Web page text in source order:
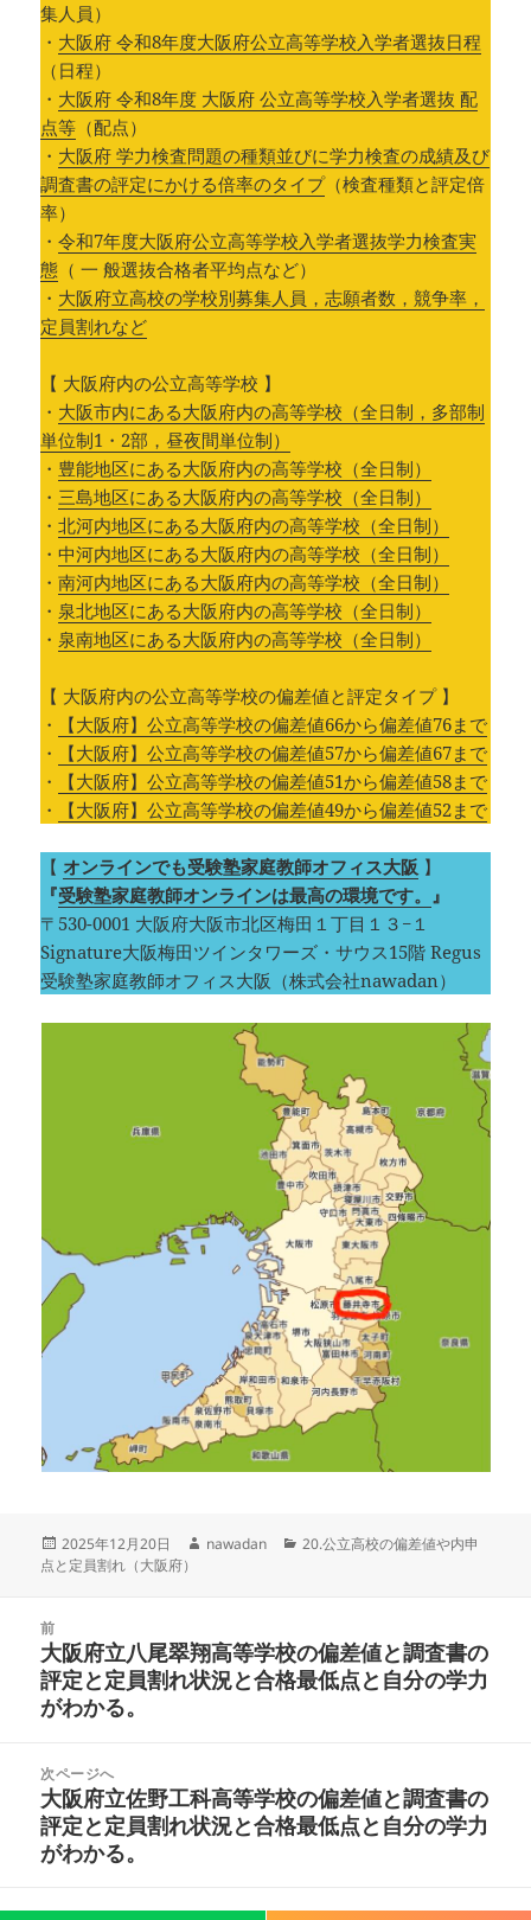
集人員）
・ 大阪府 令和8年度大阪府公立高等学校入学者選抜日程
（日程）
・ 大阪府 令和8年度 大阪府 公立高等学校入学者選抜 配
点等 （配点）
・ 大阪府 学力検査問題の種類並びに学力検査の成績及び
調査書の評定にかける倍率のタイプ（検査種類と評定倍
率）
・令和7年度大阪府公立高等学校入学者選抜学力検査実
態 （ 一 般選抜合格者平均点など）
・ 大阪府立高校の学校別募集人員，志願者数，競争率，
定員割れなど
【 大阪府内の公立高等学校 】
・ 大阪市内にある大阪府内の高等学校（全日制，多部制
単位制1・2部，昼夜間単位制）
・ 豊能地区にある大阪府内の高等学校（全日制）
・三島地区にある大阪府内の高等学校（全日制）
・北河内地区にある大阪府内の高等学校（全日制）
・中河内地区にある大阪府内の高等学校（全日制）
・南河内地区にある大阪府内の高等学校（全日制）
・ 泉北地区にある大阪府内の高等学校（全日制）
・ 泉南地区にある大阪府内の高等学校（全日制）
【 大阪府内の公立高等学校の偏差値と評定タイプ 】
・
【大阪府】公立高等学校の偏差値66から偏差値76まで
・
【大阪府】公立高等学校の偏差値57から偏差値67まで
・
【大阪府】公立高等学校の偏差値51から偏差値58まで
・
【大阪府】公立高等学校の偏差値49から偏差値52まで
【 オンラインでも受験塾家庭教師オフィス大阪 】
『受験塾家庭教師オンラインは最高の環境です。 』
〒530-0001 大阪府大阪市北区梅田１丁目１３−１
Signature大阪梅田ツインタワーズ・サウス15階 Regus
受験塾家庭教師オフィス大阪（株式会社nawadan）
投
稿
2025年12月20日
作
nawadan
カ
20.公立高校の偏差値や内申
点と定員割れ（大阪府）
前
前
の
投
大阪府立八尾翠翔高等学校の偏差値と調査書の
評定と定員割れ状況と合格最低点と自分の学力
がわかる。
次ページへ
次
の
投
大阪府立佐野工科高等学校の偏差値と調査書の
評定と定員割れ状況と合格最低点と自分の学力
がわかる。